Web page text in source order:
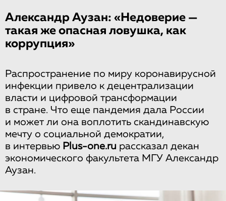
Александр Аузан: «Недоверие —
такая же опасная ловушка, как
коррупция»
Распространение по миру коронавирусной
инфекции привело к децентрализации
власти и цифровой трансформации
в стране. Что еще пандемия дала России
и может ли она воплотить скандинавскую
мечту о социальной демократии,
в интервью Plus-one.ru рассказал декан
экономического факультета МГУ Александр
Аузан.